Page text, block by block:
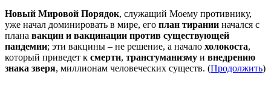
Новый Мировой Порядок, служащий Моему противнику,
уже начал доминировать в мире, его план тирании начался с
плана вакцин и вакцинации против существующей
пандемии; эти вакцины – не решение, а начало холокоста,
который приведет к смерти, трансгуманизму и внедрению
знака зверя, миллионам человеческих существ. (Продолжить)